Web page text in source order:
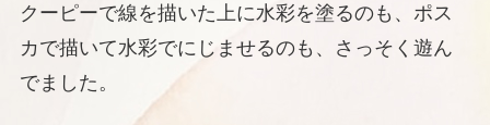
クーピーで線を描いた上に水彩を塗るのも、ポス
カで描いて水彩でにじませるのも、さっそく遊ん
でました。